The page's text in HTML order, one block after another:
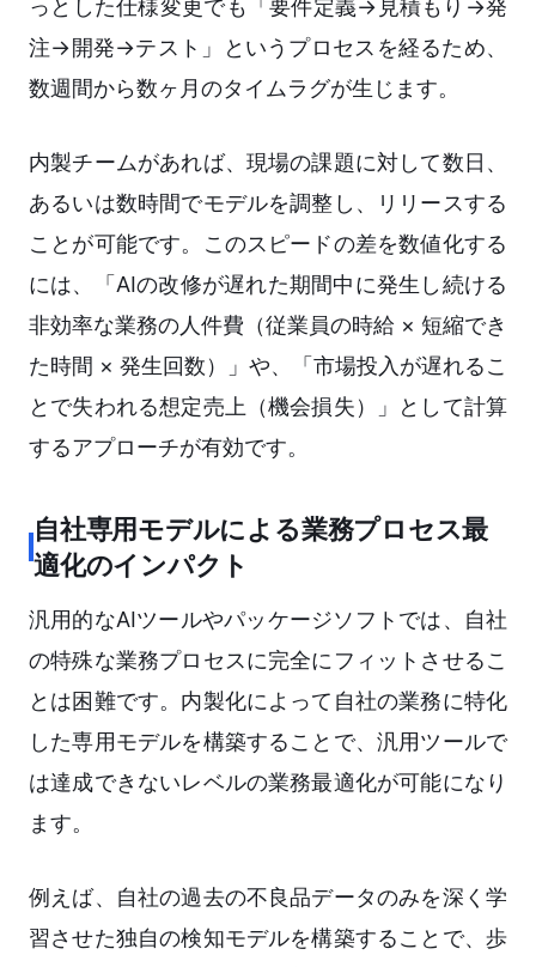
っとした仕様変更でも「要件定義→見積もり→発
注→開発→テスト」というプロセスを経るため、
数週間から数ヶ月のタイムラグが生じます。
内製チームがあれば、現場の課題に対して数日、
あるいは数時間でモデルを調整し、リリースする
ことが可能です。このスピードの差を数値化する
には、「AIの改修が遅れた期間中に発生し続ける
非効率な業務の人件費（従業員の時給 × 短縮でき
た時間 × 発生回数）」や、「市場投入が遅れるこ
とで失われる想定売上（機会損失）」として計算
するアプローチが有効です。
自社専用モデルによる業務プロセス最
適化のインパクト
汎用的なAIツールやパッケージソフトでは、自社
の特殊な業務プロセスに完全にフィットさせるこ
とは困難です。内製化によって自社の業務に特化
した専用モデルを構築することで、汎用ツールで
は達成できないレベルの業務最適化が可能になり
ます。
例えば、自社の過去の不良品データのみを深く学
習させた独自の検知モデルを構築することで、歩